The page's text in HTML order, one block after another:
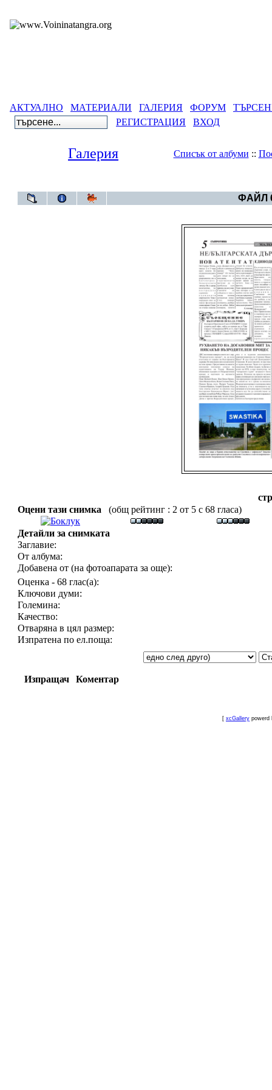
АКТУАЛНО МАТЕРИАЛИ ГАЛЕРИЯ ФОРУМ
РЕГИСТРАЦИЯ
ВХОД
Галерия Списък от албуми ::
ФАЙЛ
Оцени тази снимка
(общ рейтинг : 2 от 5 с 68 гласа)
Детайли за снимката
Заглавие:
От албума:
Добавена от (на фотоапарата за още):
Оценка - 68 глас(а):
Ключови думи:
Големина:
Качество:
Отваряна в цял размер:
Изпратена по ел.поща:
Изпращач Коментар
[ xcGallery